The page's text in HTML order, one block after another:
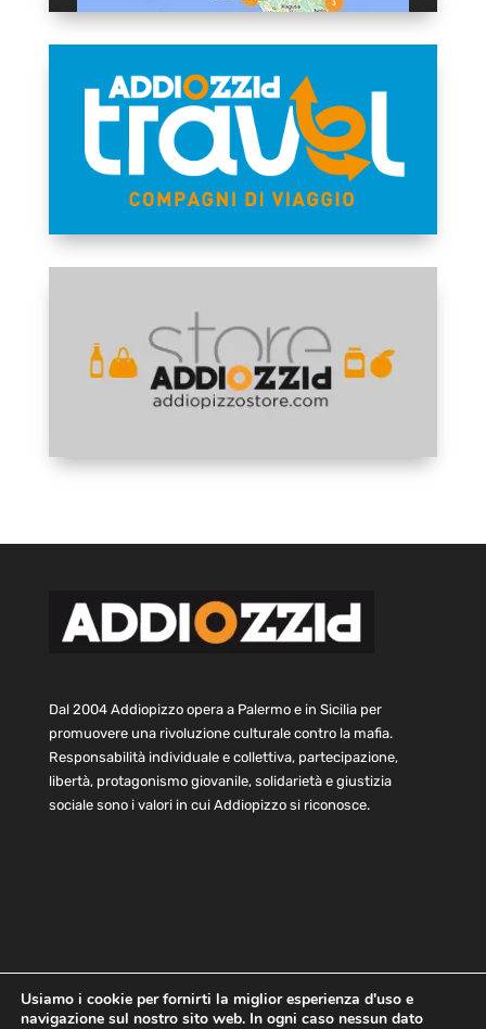
Dal 2004 Addiopizzo opera a Palermo e in Sicilia per
promuovere una rivoluzione culturale contro la mafia.
Responsabilità individuale e collettiva, partecipazione,
libertà, protagonismo giovanile, solidarietà e giustizia
sociale sono i valori in cui Addiopizzo si riconosce.
Home Statuto e bilancio Contatti
Usiamo i cookie per fornirti la miglior esperienza d'uso e
navigazione sul nostro sito web. In ogni caso nessun dato